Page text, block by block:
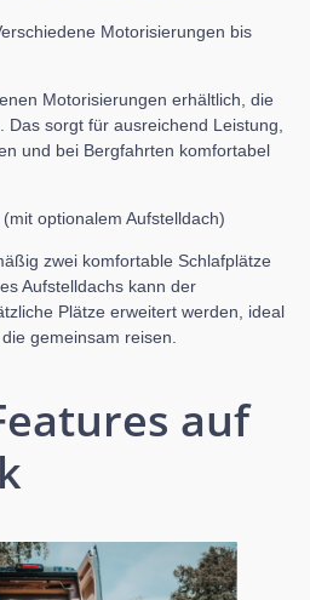
Motorisierungen bis
Motorisierungen erhältlich, die
Das sorgt für ausreichend Leistung,
und bei Bergfahrten komfortabel
(mit optionalem Aufstelldach)
zwei komfortable Schlafplätze
Aufstelldachs kann der
Plätze erweitert werden, ideal
gemeinsam reisen.
auf